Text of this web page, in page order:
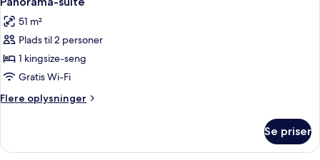
alle
billeder
af
Panorama-
suite
51 m²
Plads til 2 personer
1 kingsize-seng
Gratis Wi-Fi
Flere oplysninger
Flere
suite
Se priser